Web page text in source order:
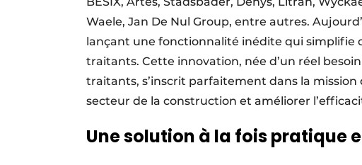
Waele, Jan De Nul Group, entre autres.
lançant une fonctionnalité inédite qui simplifie
traitants. Cette innovation, née d’un réel
traitants, s’inscrit parfaitement dans la
secteur de la construction et améliorer
Une solution à la fois pratique